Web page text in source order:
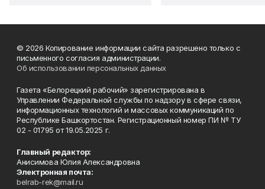
© 2026 Копирование информации сайта разрешено только с
письменного согласия администрации.
Об использовании персональных данных
Газета «Белорецкий рабочий» зарегистрирована в
Управлении Федеральной службы по надзору в сфере связи,
информационных технологий и массовых коммуникаций по
Республике Башкортостан. Регистрационный номер ПИ № ТУ
02 - 01795 от 19.05.2025 г.
Главный редактор:
Анисимова Юлия Александровна
Электронная почта:
belrab-rek@mail.ru